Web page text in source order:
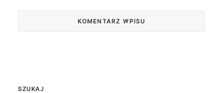
SZUKAJ